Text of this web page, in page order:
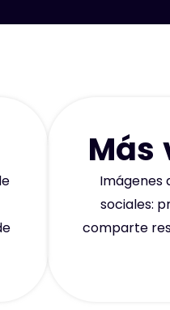
Más
Imágenes
sociales:
comparte